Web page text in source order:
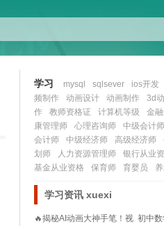
学习 mysql sqlsever ios开发
频制作
动画设计 动画制作 3d
作
教师资格证 计算机等级 金
康管理师
心理咨询师 中级会计师
会计师
中级经济师 高级经济师
划师
人力资源管理师 银行从业
基金从业资格
保育师 育婴员
学习资讯 xuexi
🔥揭秘AI动画大神手笔！视 初中